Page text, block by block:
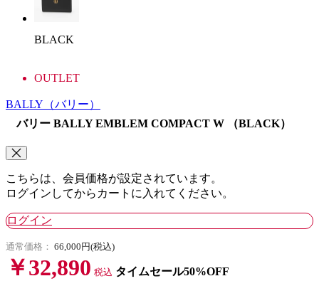
BLACK
OUTLET
BALLY （バリー）
バリー BALLY EMBLEM COMPACT W （BLACK）
こちらは、会員価格が設定されています。
ログインしてからカートに入れてください。
ログイン
通常価格： 66,000円(税込)
￥32,890 税込 タイムセール50%OFF